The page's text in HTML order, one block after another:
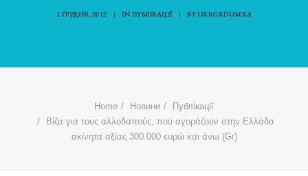
1 ГРУДНЯ, 2012 | IN ПУБЛІКАЦІЇ | BYUKRGRDUMKA
Home Новини
Публікації
Βίζα για τους αλλοδαπούς, που αγοράζουν στην Ελλάδα
ακίνητα αξίας 300.000 ευρώ και άνω (Gr)